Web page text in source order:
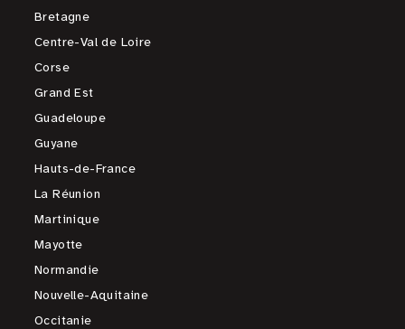
Bretagne
Centre-Val de Loire
Corse
Grand Est
Guadeloupe
Guyane
Hauts-de-France
La Réunion
Martinique
Mayotte
Normandie
Nouvelle-Aquitaine
Occitanie